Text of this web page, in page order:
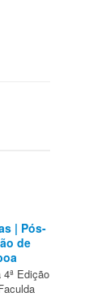
| Pós-
de
Edição